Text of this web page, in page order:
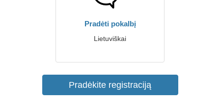
Pradėti pokalbį
Lietuviškai
Pradėkite registraciją